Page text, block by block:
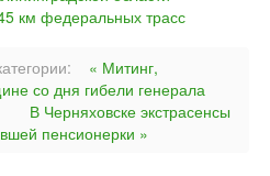
км федеральных трасс
« Митинг,
со дня гибели генерала
В Черняховске экстрасенсы
пенсионерки »